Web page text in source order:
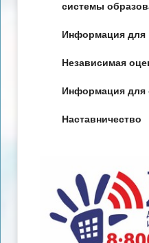
системы
Информация для
Независимая
Информация для
Наставничество